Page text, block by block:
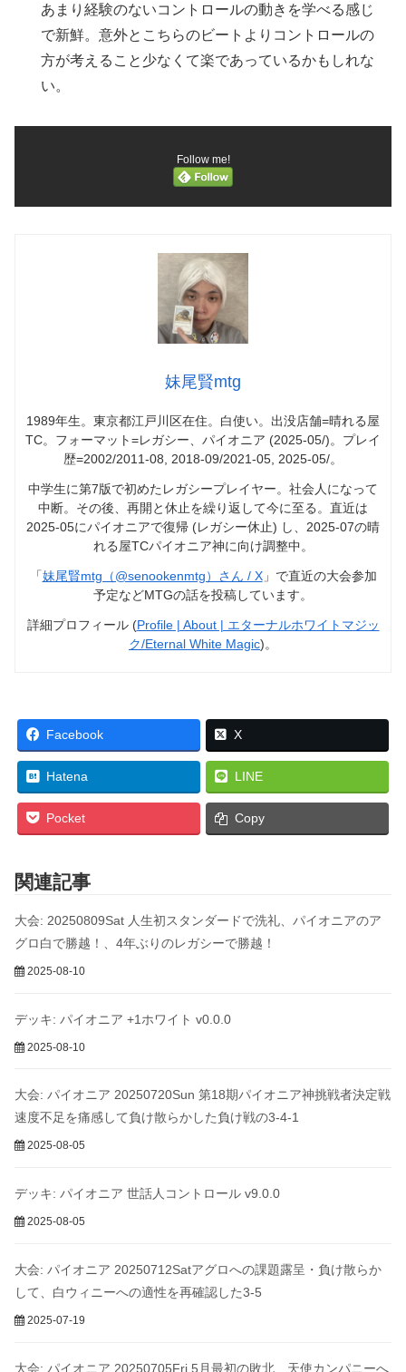
あまり経験のないコントロールの動きを学べる感じ
で新鮮。意外とこちらのビートよりコントロールの
方が考えること少なくて楽であっているかもしれな
い。
Follow me!
妹尾賢mtg
1989年生。東京都江戸川区在住。白使い。出没店舗=晴れる屋
TC。フォーマット=レガシー、パイオニア (2025-05/)。プレイ
歴=2002/2011-08, 2018-09/2021-05, 2025-05/。
中学生に第7版で初めたレガシープレイヤー。社会人になって
中断。その後、再開と休止を繰り返して今に至る。直近は
2025-05にパイオニアで復帰 (レガシー休止) し、2025-07の晴
れる屋TCパイオニア神に向け調整中。
「妹尾賢mtg（@senookenmtg）さん / X」で直近の大会参加
予定などMTGの話を投稿しています。
詳細プロフィール (Profile | About | エターナルホワイトマジッ
ク/Eternal White Magic)。
Facebook X
Hatena LINE
Pocket Copy
関連記事
大会: 20250809Sat 人生初スタンダードで洗礼、パイオニアのア
グロ白で勝越！、4年ぶりのレガシーで勝越！
2025-08-10
デッキ: パイオニア +1ホワイト v0.0.0
2025-08-10
大会: パイオニア 20250720Sun 第18期パイオニア神挑戦者決定戦
速度不足を痛感して負け散らかした負け戦の3-4-1
2025-08-05
デッキ: パイオニア 世話人コントロール v9.0.0
2025-08-05
大会: パイオニア 20250712Satアグロへの課題露呈・負け散らか
して、白ウィニーへの適性を再確認した3-5
2025-07-19
大会: パイオニア 20250705Fri 5月最初の敗北、天使カンパニーへ